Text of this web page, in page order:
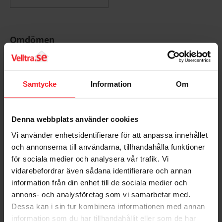
Samtycke Information Om
Denna webbplats använder cookies
Vi använder enhetsidentifierare för att anpassa innehållet
och annonserna till användarna, tillhandahålla funktioner
för sociala medier och analysera vår trafik. Vi
vidarebefordrar även sådana identifierare och annan
information från din enhet till de sociala medier och
annons- och analysföretag som vi samarbetar med.
Dessa kan i sin tur kombinera informationen med annan
information som du har tillhandahållit eller som de har
Omdömen
Bli den första att lämna ett omdöme.
Populära produkter